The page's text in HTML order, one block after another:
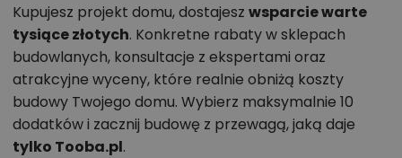
Kupujesz projekt domu, dostajesz wsparcie warte
tysiące złotych. Konkretne rabaty w sklepach
budowlanych, konsultacje z ekspertami oraz
atrakcyjne wyceny, które realnie obniżą koszty
budowy Twojego domu. Wybierz maksymalnie 10
dodatków i zacznij budowę z przewagą, jaką daje
tylko Tooba.pl.